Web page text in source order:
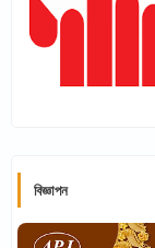
বিজ্ঞাপন